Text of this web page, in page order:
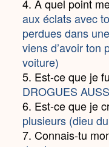
4. A quel point
aux éclats avec
perdues dans
viens d’avoir ton
voiture)
5. Est-ce que je
DROGUES
6. Est-ce que je
plusieurs (dieu
7. Connais-tu